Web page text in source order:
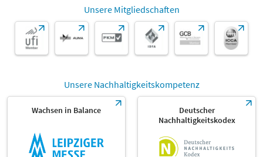
Unsere Mitgliedschaften
Unsere Nachhaltigkeitskompetenz
Wachsen in Balance
Deutscher
Nachhaltigkeitskodex